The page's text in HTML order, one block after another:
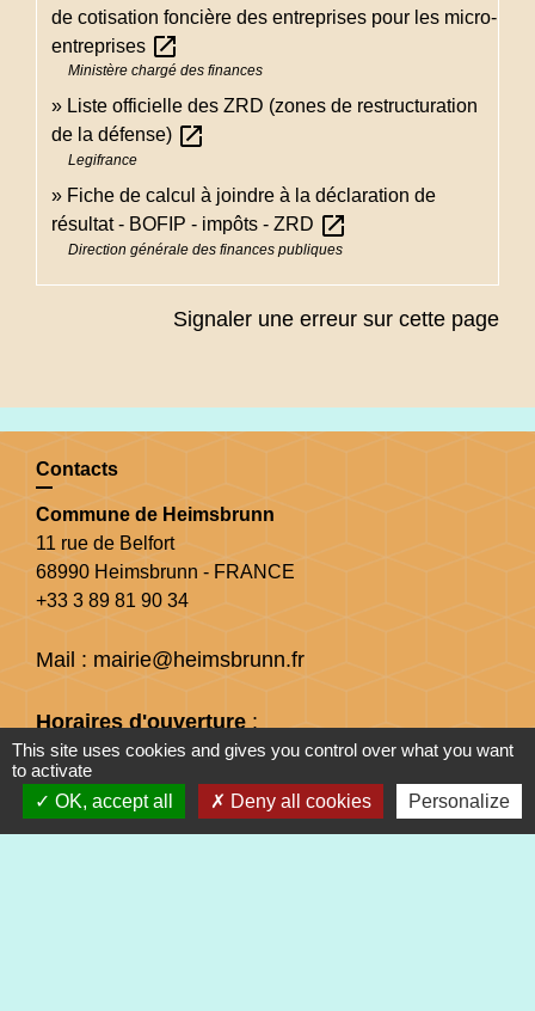
de cotisation foncière des entreprises pour les micro-
entreprises open_in_new
Ministère chargé des finances
Liste officielle des ZRD (zones de restructuration
de la défense) open_in_new
Legifrance
Fiche de calcul à joindre à la déclaration de
résultat - BOFIP - impôts - ZRD open_in_new
Direction générale des finances publiques
Signaler une erreur sur cette page
Contacts
Commune de Heimsbrunn
11 rue de Belfort
68990 Heimsbrunn - FRANCE
+33 3 89 81 90 34
Mail : mairie@heimsbrunn.fr
Horaires d'ouverture :
Jusqu'au 31 août :
Lundi : 8h à 15h
This site uses cookies and gives you control over what you want
to activate
OK, accept all
Deny all cookies Personalize